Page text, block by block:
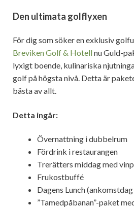
Den ultimata golflyxen
För dig som söker en exklusiv
Breviken Golf & Hotellnu Guld-
lyxigt boende, kulinariska
golf på högsta nivå. Detta är
bästa av allt.
Detta ingår:
Övernattning i dubbelrum
Fördrink i restaurangen
Trerätters middag med
Frukostbuffé
Dagens Lunch
”Tamedpåbanan”-paket